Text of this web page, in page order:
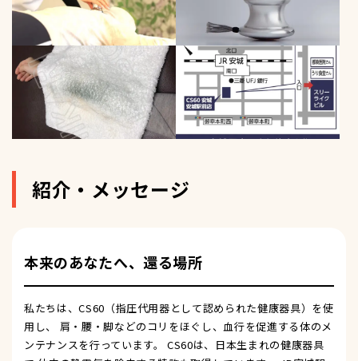
紹介・メッセージ
本来のあなたへ、還る場所
私たちは、CS60（指圧代用器として認められた健康器具）を使
用し、 肩・腰・脚などのコリをほぐし、血行を促進する体のメ
ンテナンスを行っています。 CS60は、日本生まれの健康器具